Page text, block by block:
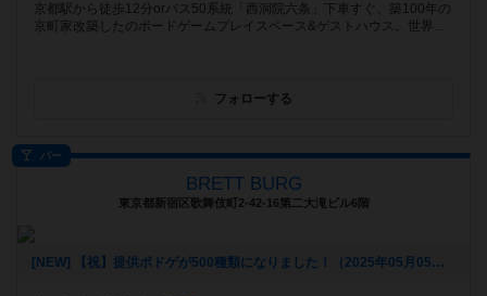
京都駅から徒歩12分orバス50系統「西洞院六条」下車すぐ、築100年の
京町家改築したのボードゲームプレイスペース&ゲストハウス。世界...
フォローする
バー
BRETT BURG
東京都新宿区歌舞伎町2-42-16第二大滝ビル6階
[NEW] 【祝】提供ボドゲが500種類になりました！（2025年05月05日 18時08分）